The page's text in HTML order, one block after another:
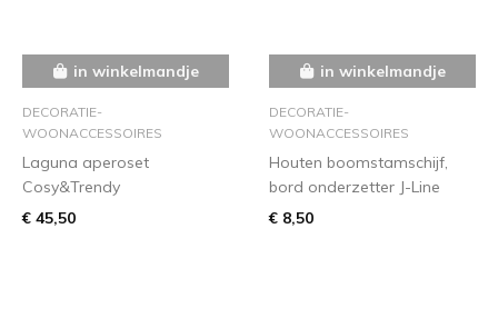
in winkelmandje
DECORATIE-
WOONACCESSOIRES
Laguna aperoset
Cosy&Trendy
€ 45,50
in winkelmandje
DECORATIE-
WOONACCESSOIRES
Houten boomstamschijf,
bord onderzetter J-Line
€ 8,50